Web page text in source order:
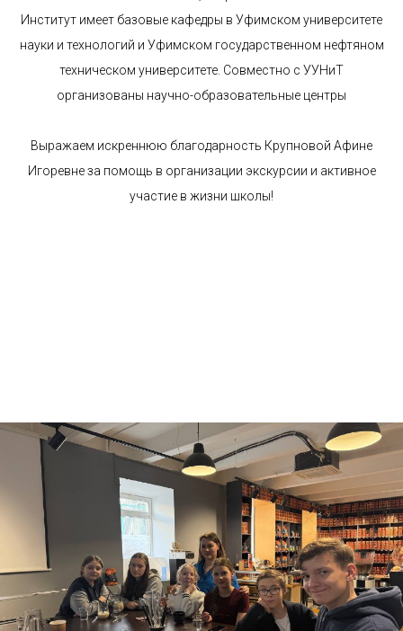
Институт имеет базовые кафедры в Уфимском университете
науки и технологий и Уфимском государственном нефтяном
техническом университете. Совместно с УУНиТ
организованы научно-образовательные центры
Выражаем искреннюю благодарность Крупновой Афине
Игоревне за помощь в организации экскурсии и активное
участие в жизни школы!